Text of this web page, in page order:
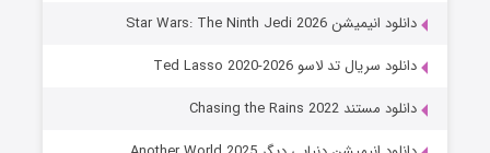
دانلود انیمیشن Star Wars: The Ninth Jedi 2026
دانلود سریال تد لاسو Ted Lasso 2020-2026
دانلود مستند Chasing the Rains 2022